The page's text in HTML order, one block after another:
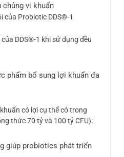
vi khuẩn
của Probiotic DDS®-1
DDS®-1 khi sử dụng đều
phẩm bổ sung lợi khuẩn đa
có lợi cụ thể có trong
thức 70 tỷ và 100 tỷ CFU):
giúp probiotics phát triển